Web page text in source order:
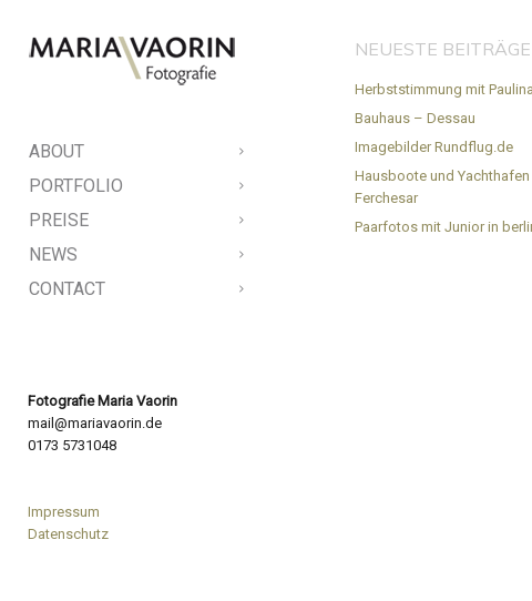
ABOUT
PORTFOLIO
PREISE
NEWS
CONTACT
Fotografie Maria Vaorin
mail@mariavaorin.de
0173 5731048
Impressum
Datenschutz
NEUESTE BEITRÄGE
Herbststimmung mit Paulina
Bauhaus – Dessau
Imagebilder Rundflug.de
Hausboote und Yachthafen
Ferchesar
Paarfotos mit Junior in